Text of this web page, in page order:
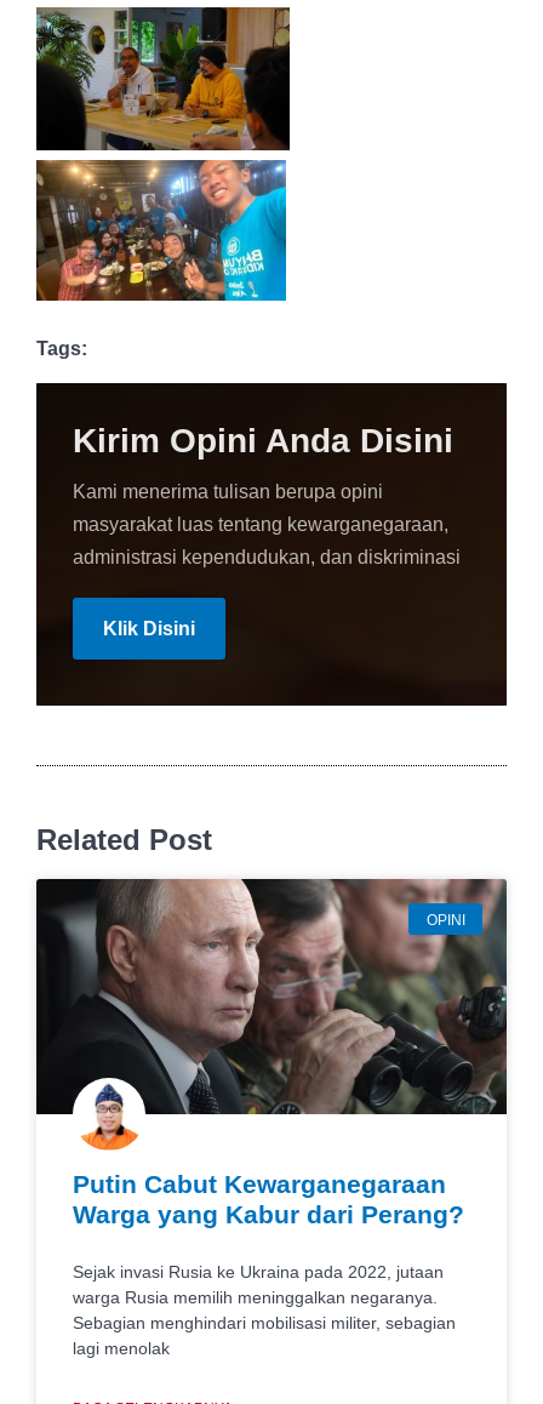
Tags:
Kirim Opini Anda Disini
Kami menerima tulisan berupa opini
masyarakat luas tentang kewarganegaraan,
administrasi kependudukan, dan diskriminasi
Klik Disini
Related Post
OPINI
Putin Cabut Kewarganegaraan
Warga yang Kabur dari Perang?
Sejak invasi Rusia ke Ukraina pada 2022, jutaan
warga Rusia memilih meninggalkan negaranya.
Sebagian menghindari mobilisasi militer, sebagian
lagi menolak